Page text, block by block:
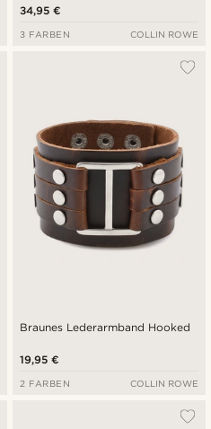
34,95 €
3 FARBEN COLLIN ROWE
Braunes Lederarmband Hooked
19,95 €
2 FARBEN COLLIN ROWE